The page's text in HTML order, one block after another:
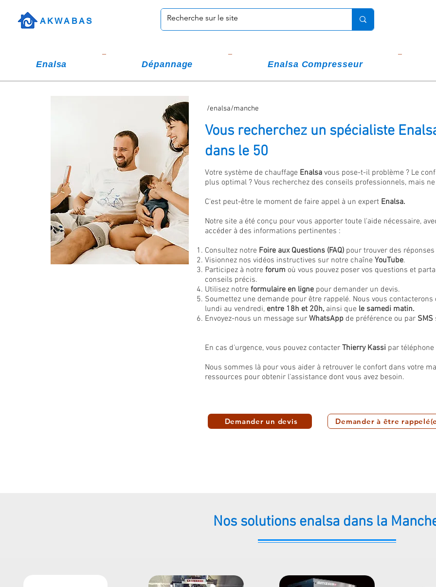
AKWABAS
Enalsa Dépannage Enalsa Compresseur
/enalsa/manche
Vous recherchez un spécialiste
dans le 50
Votre système de chauffage Enalsa vous pose-t-il problème ? Le
plus optimal ? Vous recherchez des conseils professionnels, mais
C'est peut-être le moment de faire appel à un expert Enalsa.
Notre site a été conçu pour vous apporter toute l'aide nécessaire,
accéder à des informations pertinentes :
Consultez notre Foire aux Questions (FAQ) pour trouver des
Visionnez nos vidéos instructives sur notre chaîne YouTube.
Participez à notre forum où vous pouvez poser vos questions et
conseils précis.
Utilisez notre formulaire en ligne pour demander un devis.
Soumettez une demande pour être rappelé. Nous vous
lundi au vendredi, entre 18h et 20h, ainsi que le samedi matin.
Envoyez-nous un message sur WhatsApp de préférence ou par SMS
En cas d'urgence, vous pouvez contacter Thierry Kassi par
Nous sommes là pour vous aider à retrouver le confort dans votre
ressources pour obtenir l'assistance dont vous avez besoin.
Demander un devis Demander à être
Nos solutions enalsa dans la